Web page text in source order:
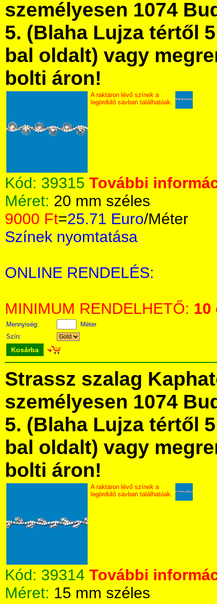
személyesen 1074
5. (Blaha Lujza tértől
bal oldalt) vagy
bolti áron!
A raktáron lévő színek a
legördülő sávban találhatóak.
Kód: 39315 További
Méret: 20 mm széles
9000 Ft=25.71 Euro/Méter
Színek nyomtatása
ONLINE RENDELÉS:
MINIMUM RENDELHETŐ: 10
Mennyiség:
Méter
Szín:
Kosárba
Strassz szalag
személyesen 1074
5. (Blaha Lujza tértől
bal oldalt) vagy
bolti áron!
A raktáron lévő színek a
legördülő sávban találhatóak.
Kód: 39314 További
Méret: 15 mm széles